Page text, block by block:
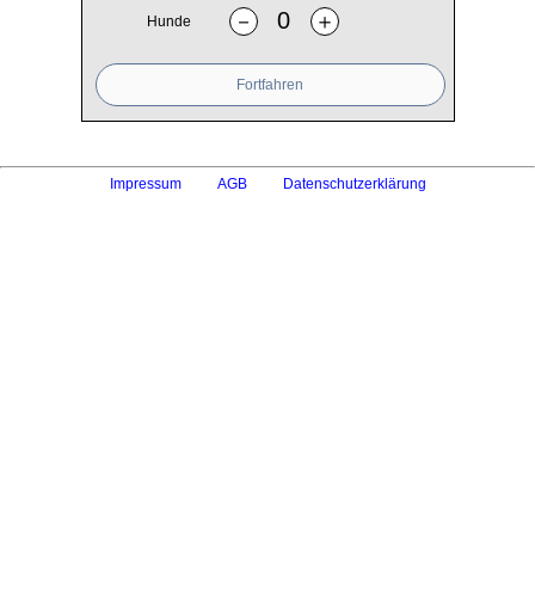
Hunde － ＋
Impressum AGB Datenschutzerklärung